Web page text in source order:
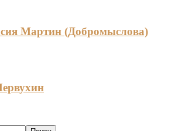
Мартин (Добромыслова)